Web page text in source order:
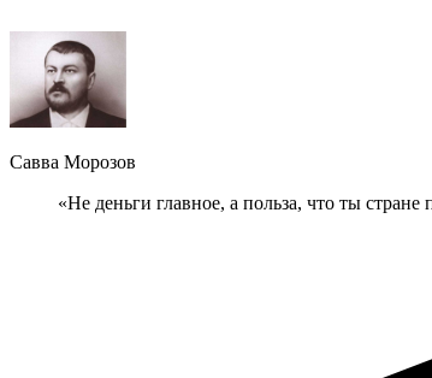
Савва Морозов
«Не деньги главное, а польза, что ты